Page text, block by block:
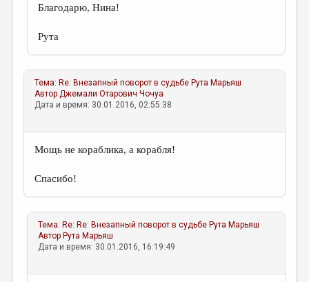
Благодарю, Нина!
Рута
Тема: Re: Внезапный поворот в судьбе Рута Марьяш
АвторДжемали Отарович Чочуа
Дата и время: 30.01.2016, 02:55:38
Мощь не кораблика, а корабля!
Спасибо!
Тема: Re: Re: Внезапный поворот в судьбе Рута Марьяш
Автор Рута Марьяш
Дата и время: 30.01.2016, 16:19:49